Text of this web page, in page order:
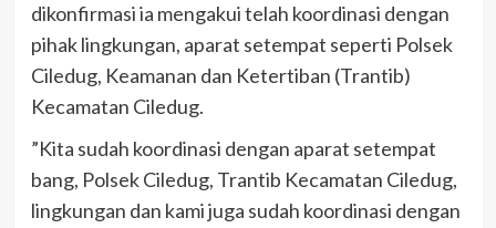
dikonfirmasi ia mengakui telah koordinasi dengan
pihak lingkungan, aparat setempat seperti Polsek
Ciledug, Keamanan dan Ketertiban (Trantib)
Kecamatan Ciledug.
”Kita sudah koordinasi dengan aparat setempat
bang, Polsek Ciledug, Trantib Kecamatan Ciledug,
lingkungan dan kami juga sudah koordinasi dengan